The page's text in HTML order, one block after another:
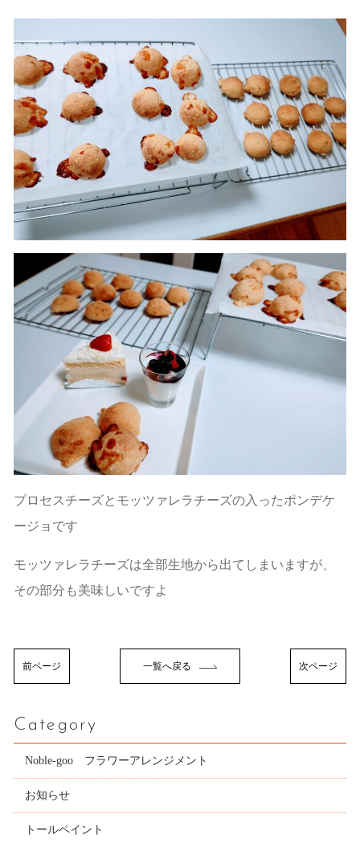
プロセスチーズとモッツァレラチーズの入ったポンデケ
ージョです
モッツァレラチーズは全部生地から出てしまいますが、
その部分も美味しいですよ
前ページ 一覧へ戻る 次ページ
Category
Noble-goo フラワーアレンジメント
お知らせ
トールペイント